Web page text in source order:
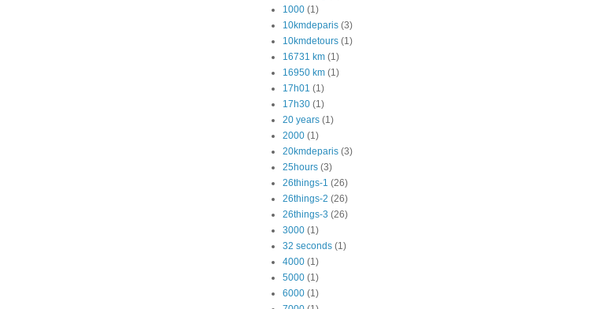
1000 (1)
10kmdeparis (3)
10kmdetours (1)
16731 km (1)
16950 km (1)
17h01 (1)
17h30 (1)
20 years (1)
2000 (1)
20kmdeparis (3)
25hours (3)
26things-1 (26)
26things-2 (26)
26things-3 (26)
3000 (1)
32 seconds (1)
4000 (1)
5000 (1)
6000 (1)